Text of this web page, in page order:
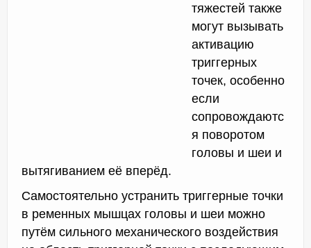
тяжестей также
могут вызывать
активацию
триггерных
точек, особенно
если
сопровождаютс
я поворотом
головы и шеи и
вытягиванием её вперёд.
Самостоятельно устранить триггерные точки
в ременных мышцах головы и шеи можно
путём сильного механического воздействия